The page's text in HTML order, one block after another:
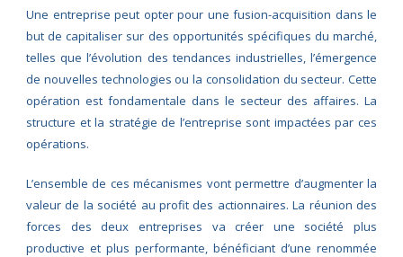
Une entreprise peut opter pour une fusion-acquisition dans le
but de capitaliser sur des opportunités spécifiques du marché,
telles que l’évolution des tendances industrielles, l’émergence
de nouvelles technologies ou la consolidation du secteur. Cette
opération est fondamentale dans le secteur des affaires. La
structure et la stratégie de l’entreprise sont impactées par ces
opérations.
L’ensemble de ces mécanismes vont permettre d’augmenter la
valeur de la société au profit des actionnaires. La réunion des
forces des deux entreprises va créer une société plus
productive et plus performante, bénéficiant d’une renommée